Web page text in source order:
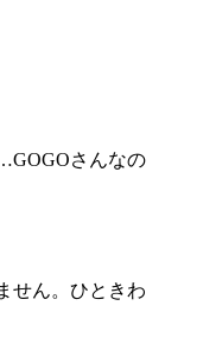
さんなの
せん。ひときわ